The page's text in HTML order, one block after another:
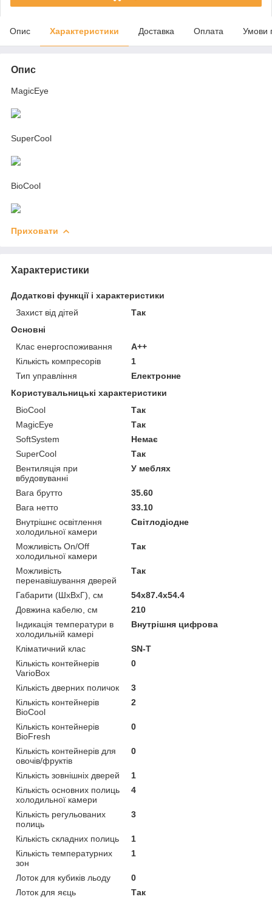
Опис Характеристики Доставка Оплата Умови
Опис
MagicEye
SuperCool
BioCool
Приховати
Характеристики
Додаткові функції і характеристики
Захист від дітей
Так
Основні
Клас енергоспоживання
A++
Кількість компресорів
1
Тип управління
Електронне
Користувальницькі характеристики
BioCool
Так
MagicEye
Так
SoftSystem
Немає
SuperCool
Так
Вентиляція при
вбудовуванні
У меблях
Вага брутто
35.60
Вага нетто
33.10
Внутрішнє освітлення
холодильної камери
Світлодіодне
Можливість On/Off
холодильної камери
Так
Можливість
перенавішування дверей
Так
Габарити (ШхВхГ), см
54x87.4x54.4
Довжина кабелю, см
210
Індикація температури в
холодильній камері
Внутрішня цифрова
Кліматичний клас
SN-T
Кількість контейнерів
VarioBox
0
Кількість дверних поличок
3
Кількість контейнерів
BioCool
2
Кількість контейнерів
BioFresh
0
Кількість контейнерів для
овочів/фруктів
0
Кількість зовнішніх дверей
1
Кількість основних полиць
холодильної камери
4
Кількість регульованих
полиць
3
Кількість складних полиць
1
Кількість температурних
зон
1
Лоток для кубиків льоду
0
Лоток для яєць
Так